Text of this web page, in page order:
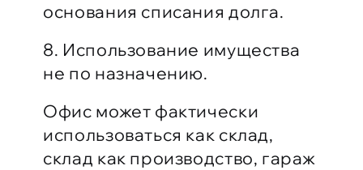
основания списания долга.
8. Использование имущества
не по назначению.
Офис может фактически
использоваться как склад,
склад как производство, гараж